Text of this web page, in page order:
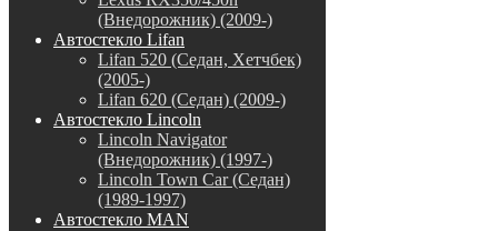
(Внедорожник) (2009-)
Автостекло Lifan
Lifan 520 (Седан, Хетчбек)
(2005-)
Lifan 620 (Седан) (2009-)
Автостекло Lincoln
Lincoln Navigator
(Внедорожник) (1997-)
Lincoln Town Car (Седан)
(1989-1997)
Автостекло MAN